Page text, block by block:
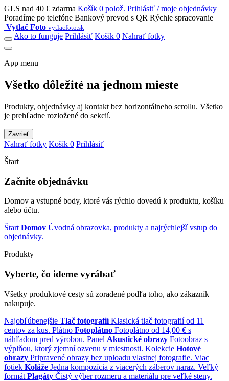
GLS nad 40 € zdarma Košík 0 polož. Prihlásiť / moje objednávky
Poradíme po telefóne Bankový prevod s QR Rýchle spracovanie
Vytlač Foto vytlacfoto.sk
Ako to funguje Prihlásiť Košík 0 Nahrať fotky
App menu
Všetko dôležité na jednom mieste
Produkty, objednávky aj kontakt bez horizontálneho scrollu. Všetko
je prehľadne rozložené do sekcií.
Zavrieť
Nahrať fotky Košík 0 Prihlásiť
Štart
Začnite objednávku
Domov a vstupné body, ktoré vás rýchlo dovedú k produktu, košíku
alebo účtu.
Štart Domov Úvodná obrazovka, produkty a najrýchlejší vstup do
objednávky.
Produkty
Vyberte, čo ideme vyrábať
Všetky produktové cesty sú zoradené podľa toho, ako zákazník
nakupuje.
Najobľúbenejšie Tlač fotografií Klasická tlač fotografií od 11
centov za kus. Plátno Fotoplátno Fotoplátno od 14,00 € s
náhľadom pred výrobou. Panel Akustické obrazy Fotoobraz s
výplňou, ktorý zjemní ozvenu v miestnosti. Kolekcie Hotové
obrazy Pripravené obrazy bez uploadu vlastnej fotografie. Viac
fotiek Koláže Jedna kompozícia z viacerých záberov naraz. Veľký
formát Plagáty Čistý výber rozmeru a materiálu pre veľké steny.